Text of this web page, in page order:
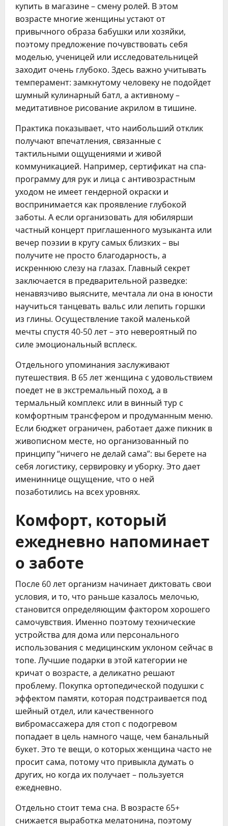
купить в магазине – смену ролей. В этом
возрасте многие женщины устают от
привычного образа бабушки или хозяйки,
поэтому предложение почувствовать себя
моделью, ученицей или исследовательницей
заходит очень глубоко. Здесь важно учитывать
темперамент: замкнутому человеку не подойдет
шумный кулинарный батл, а активному –
медитативное рисование акрилом в тишине.
Практика показывает, что наибольший отклик
получают впечатления, связанные с
тактильными ощущениями и живой
коммуникацией. Например, сертификат на спа-
программу для рук и лица с антивозрастным
уходом не имеет гендерной окраски и
воспринимается как проявление глубокой
заботы. А если организовать для юбилярши
частный концерт приглашенного музыканта или
вечер поэзии в кругу самых близких – вы
получите не просто благодарность, а
искреннюю слезу на глазах. Главный секрет
заключается в предварительной разведке:
ненавязчиво выясните, мечтала ли она в юности
научиться танцевать вальс или лепить горшки
из глины. Осуществление такой маленькой
мечты спустя 40-50 лет – это невероятный по
силе эмоциональный всплеск.
Отдельного упоминания заслуживают
путешествия. В 65 лет женщина с удовольствием
поедет не в экстремальный поход, а в
термальный комплекс или в винный тур с
комфортным трансфером и продуманным меню.
Если бюджет ограничен, работает даже пикник в
живописном месте, но организованный по
принципу “ничего не делай сама”: вы берете на
себя логистику, сервировку и уборку. Это дает
имениннице ощущение, что о ней
позаботились на всех уровнях.
Комфорт, который
ежедневно напоминает
о заботе
После 60 лет организм начинает диктовать свои
условия, и то, что раньше казалось мелочью,
становится определяющим фактором хорошего
самочувствия. Именно поэтому технические
устройства для дома или персонального
использования с медицинским уклоном сейчас в
топе. Лучшие подарки в этой категории не
кричат о возрасте, а деликатно решают
проблему. Покупка ортопедической подушки с
эффектом памяти, которая подстраивается под
шейный отдел, или качественного
вибромассажера для стоп с подогревом
попадает в цель намного чаще, чем банальный
букет. Это те вещи, о которых женщина часто не
просит сама, потому что привыкла думать о
других, но когда их получает – пользуется
ежедневно.
Отдельно стоит тема сна. В возрасте 65+
снижается выработка мелатонина, поэтому